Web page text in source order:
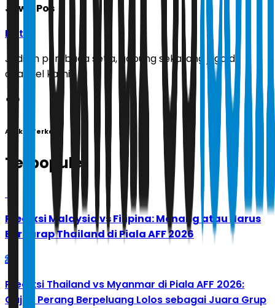
Jawa Pos
Ikuti
Jadilah pembaca setia, gabung sekarang juga di
channel kami!
Artikel Terkait
Terpopuler
Prediksi Malaysia vs Filipina: Menang atau Harus
Berharap Thailand di Piala AFF 2026
2
Prediksi Thailand vs Myanmar di Piala AFF 2026:
Gajah Perang Berpeluang Lolos sebagai Juara Grup